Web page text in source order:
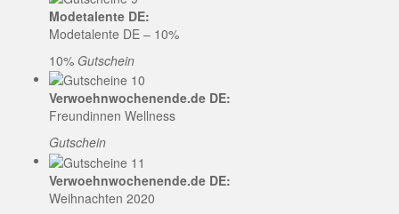
Modetalente DE:
Modetalente DE – 10%
10% Gutschein
Verwoehnwochenende.de DE:
Freundinnen Wellness
Gutschein
Verwoehnwochenende.de DE:
Weihnachten 2020